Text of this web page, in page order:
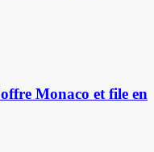
Monaco et file en